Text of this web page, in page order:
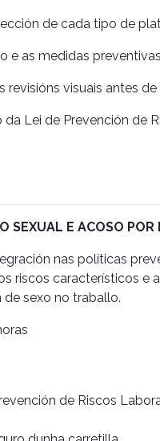
de cada tipo de
e as medidas
revisións visuais antes
Lei de Prevención de
SEXUAL E ACOSO
nas políticas
riscos característicos e
sexo no traballo.
de Riscos